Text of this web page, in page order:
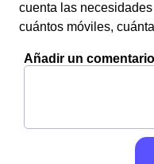
cuenta las
cuántos móviles,
Añadir un